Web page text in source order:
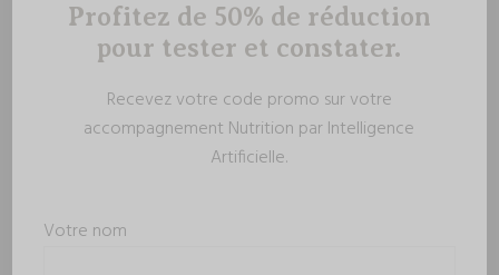
Profitez de 50% de réduction
pour tester et constater.
Recevez votre code promo sur votre
accompagnement Nutrition par Intelligence
Artificielle.
Votre nom